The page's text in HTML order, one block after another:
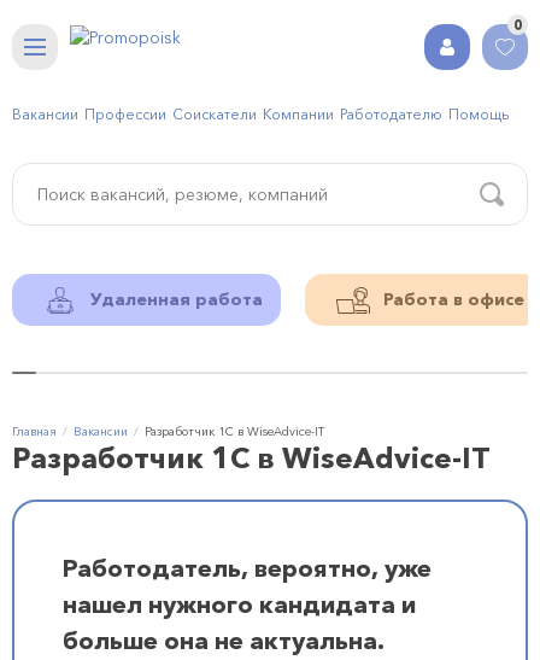
0
Вакансии Профессии Соискатели Компании Работодателю Помощь
Удаленная работа Работа в офисе
Главная Вакансии Разработчик 1С в WiseAdvice-IT
Разработчик 1С в WiseAdvice-IT
Работодатель, вероятно, уже
нашел нужного кандидата и
больше она не актуальна.